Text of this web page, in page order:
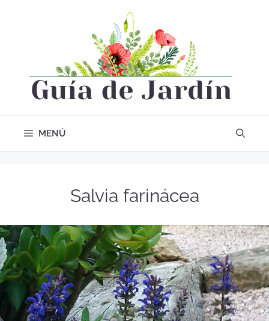
MENÚ
Salvia farinácea